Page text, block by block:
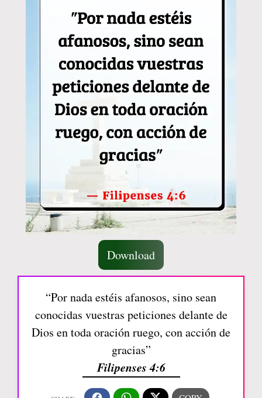
Download
“Por nada estéis afanosos, sino sean
conocidas vuestras peticiones delante de
Dios en toda oración ruego, con acción de
gracias”
Filipenses 4:6